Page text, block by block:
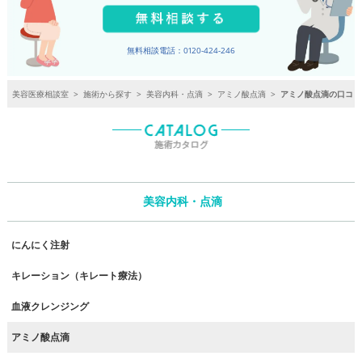
無料相談電話：0120-424-246
美容医療相談室 > 施術から探す > 美容内科・点滴 > アミノ酸点滴 > アミノ酸点滴の口コ
美容内科・点滴
にんにく注射
キレーション（キレート療法）
血液クレンジング
アミノ酸点滴